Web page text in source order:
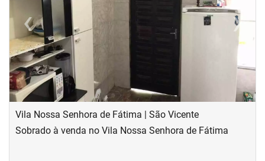
‹Previous ›Next
Vila Nossa Senhora de Fátima | São Vicente
Sobrado à venda no Vila Nossa Senhora de Fátima